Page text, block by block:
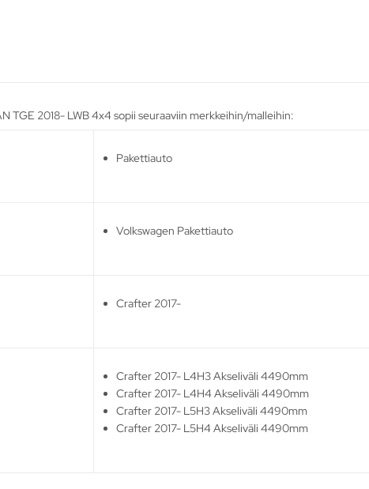
TGE 2018- LWB 4x4 sopii seuraaviin merkkeihin/malleihin:
Pakettiauto
Volkswagen Pakettiauto
Crafter 2017-
Crafter 2017- L4H3 Akseliväli 4490mm
Crafter 2017- L4H4 Akseliväli 4490mm
Crafter 2017- L5H3 Akseliväli 4490mm
Crafter 2017- L5H4 Akseliväli 4490mm